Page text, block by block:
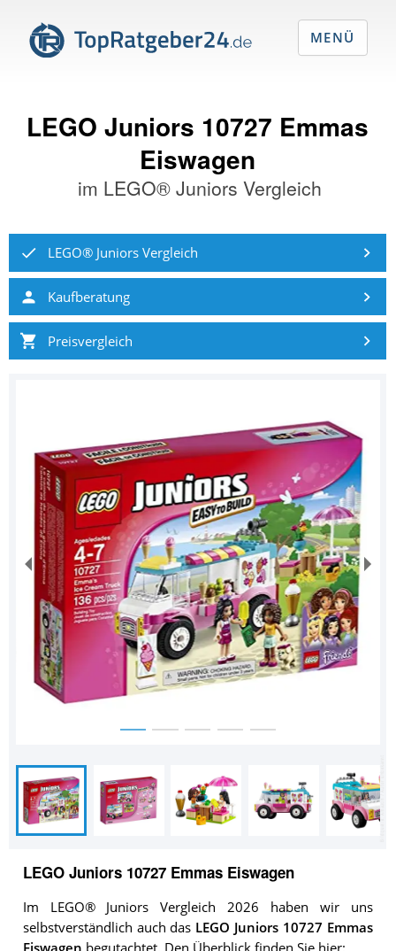
LEGO Juniors 10727 Emmas
Eiswagen
im LEGO® Juniors Vergleich
LEGO® Juniors Vergleich
Kaufberatung
Preisvergleich
LEGO Juniors 10727 Emmas Eiswagen
Im LEGO® Juniors Vergleich 2026 haben wir uns
selbstverständlich auch das LEGO Juniors 10727 Emmas
MENÜ